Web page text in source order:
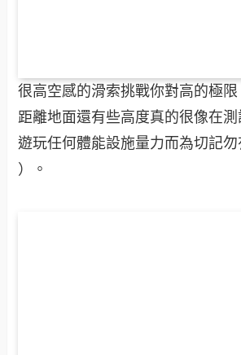
很高空感的滑索挑戰你對高的極
距離地面還有些高度真的很像在
遊玩任何體能設施量力而為切記
）。